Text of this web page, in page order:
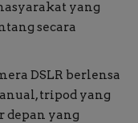
yang
secara
DSLR berlensa
tripod yang
depan yang